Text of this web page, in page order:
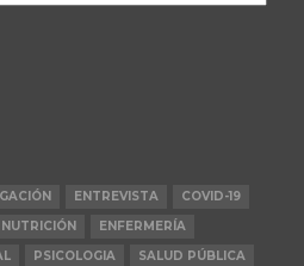
ENTREVISTA
COVID-19
NUTRICIÓN
ENFERMERÍA
PSICOLOGIA
SALUD PÚBLICA